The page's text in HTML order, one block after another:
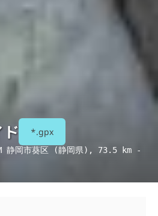
ド *.gpx
静岡市葵区 (静岡県) , 73.5 km -